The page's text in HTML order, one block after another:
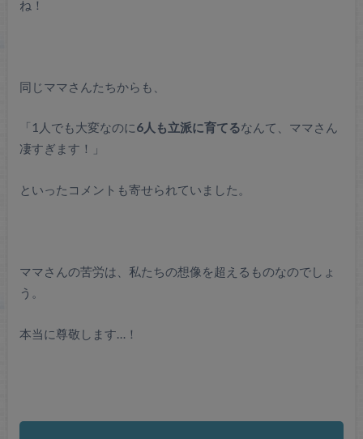
ね！
同じママさんたちからも、
「1人でも大変なのに6人も立派に育てるなんて、ママさん
凄すぎます！」
といったコメントも寄せられていました。
ママさんの苦労は、私たちの想像を超えるものなのでしょ
う。
本当に尊敬します…！